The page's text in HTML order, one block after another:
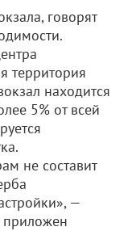
говорят
территория
находится
5% от всей
не составит
—
приложен